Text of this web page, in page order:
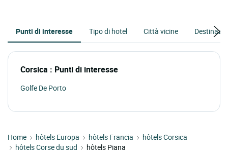
Punti di interesse Tipo di hotel Città vicine
Corsica : Punti di interesse
Golfe De Porto
Home hôtels Europa hôtels Francia
hôtels Corsica
hôtels Corse du sud
hôtels Piana